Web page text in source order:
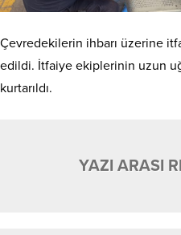
Çevredekilerin ihbarı üzerine
edildi. İtfaiye ekiplerinin uzun
kurtarıldı.
YAZI ARASI